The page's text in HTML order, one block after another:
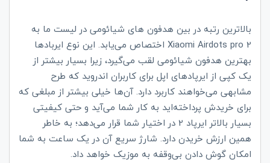
بالاترین رتبه در بین هدفون‌ های شیائومی در لیست ما به
Xiaomi Airdots pro 2 اختصاص می‌یابد. این نوع ایربادها
بهترین هدفون شیائومی لقب می‌گیرد، زیرا بسیار بیشتر از
یک کپی از ایرپادهای اپل برای کاربران اندروید که طرح
مشابهی می‌خواهند کاربرد دارد. آن‌ها خیلی بیشتر از مبلغی که
برای خریدش پرداخته‌اید به کار شما می‌آید و حتی کیفیتی
بسیار بالاتر ایرپاد 2 در اختیار شما قرار می‌دهد؛ به خاطر
همین ارزش خریدن دارد. شارژ سریع آن در یک ساعت به شما
امکان گوش دادن بی‌وقفه به موزیک خواهد داد.